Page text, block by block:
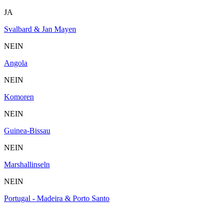
JA
Svalbard & Jan Mayen
NEIN
Angola
NEIN
Komoren
NEIN
Guinea-Bissau
NEIN
Marshallinseln
NEIN
Portugal - Madeira & Porto Santo